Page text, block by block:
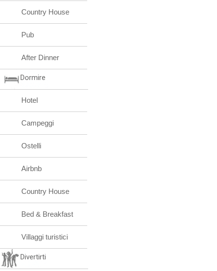
Country House
Pub
After Dinner
Dormire
Hotel
Campeggi
Ostelli
Airbnb
Country House
Bed & Breakfast
Villaggi turistici
Divertirti